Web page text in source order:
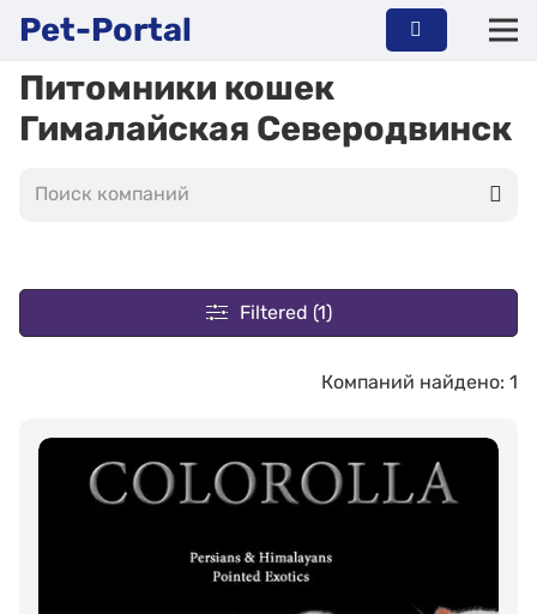
Pet-Portal
Питомники кошек
Гималайская Северодвинск
Filtered (1)
Компаний найдено: 1